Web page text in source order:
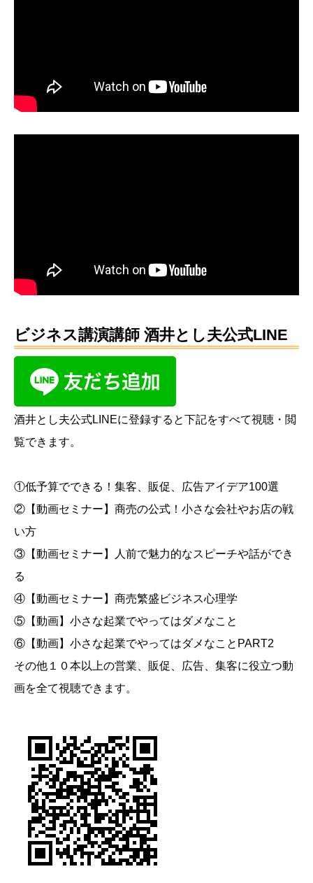
ビジネス講演講師 酒井とし夫公式LINE
酒井とし夫公式LINEに登録すると下記をすべて視聴・閲
覧できます。
①低予算でできる！集客、販促、広告アイデア100選
②【動画セミナー】商売の公式！小さな会社やお店の戦
い方
③【動画セミナー】人前で魅力的なスピーチや話ができ
る
④【動画セミナー】商売繁盛ビジネス心理学
⑤【動画】小さな起業でやってはダメなこと
⑥【動画】小さな起業でやってはダメなことPART2
その他１０本以上の営業、販促、広告、集客に役立つ動
画を全て視聴できます。